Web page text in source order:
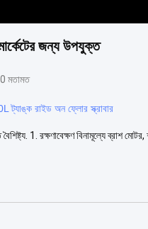
জন্য উপযুক্ত
মতামত
ট্যাঙ্ক রাইড অন ফ্লোর স্ক্রাবার
1. রক্ষণাবেক্ষণ বিনামূল্যে ব্রাশ